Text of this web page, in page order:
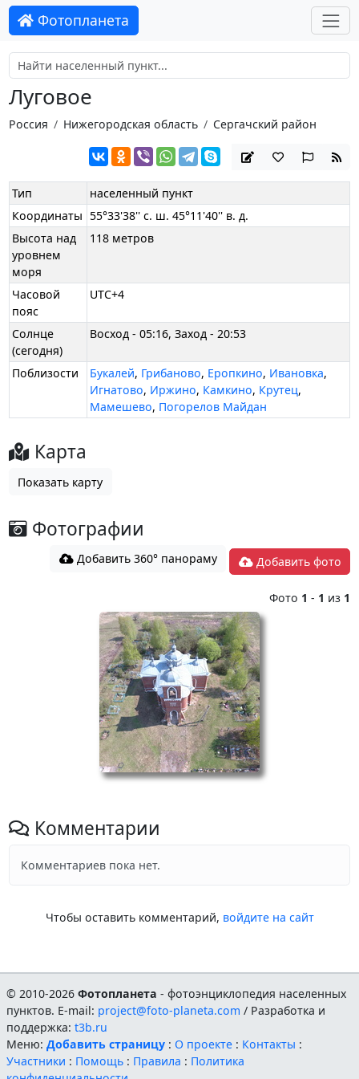
Фотопланета
Луговое
Россия Нижегородская область Сергачский район
Тип
населенный пункт
Координаты 55°33'38'' с. ш. 45°11'40'' в. д.
Высота над
уровнем
моря
118 метров
Часовой
пояс
UTC+4
Солнце
(сегодня)
Восход - 05:16, Заход - 20:53
Поблизости Букалей, Грибаново, Еропкино, Ивановка,
Игнатово, Иржино, Камкино, Крутец,
Мамешево, Погорелов Майдан
Карта
Показать карту
Фотографии
Добавить 360° панораму Добавить фото
Фото 1 - 1 из 1
Комментарии
Комментариев пока нет.
Чтобы оставить комментарий, войдите на сайт
© 2010-2026Фотопланета - фотоэнциклопедия населенных
пунктов. E-mail: project@foto-planeta.com / Разработка и
поддержка:t3b.ru
Меню:Добавить страницу : О проекте : Контакты :
Участники : Помощь : Правила : Политика